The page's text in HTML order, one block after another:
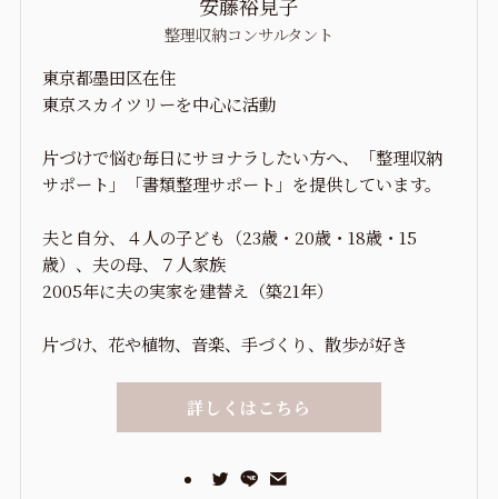
安藤裕見子
整理収納コンサルタント
東京都墨田区在住
東京スカイツリーを中心に活動
片づけで悩む毎日にサヨナラしたい方へ、「整理収納
サポート」「書類整理サポート」を提供しています。
夫と自分、４人の子ども（23歳・20歳・18歳・15
歳）、夫の母、７人家族
2005年に夫の実家を建替え（築21年）
片づけ、花や植物、音楽、手づくり、散歩が好き
詳しくはこちら